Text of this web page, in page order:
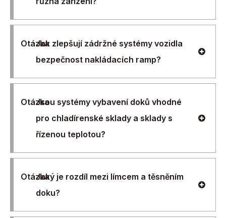
OtázkaJak zlepšují zádržné systémy vozidla
bezpečnost nakládacích ramp?
OtázkaJsou systémy vybavení doků vhodné
pro chladírenské sklady a sklady s
řízenou teplotou?
OtázkaJaký je rozdíl mezi límcem a těsněním
doku?